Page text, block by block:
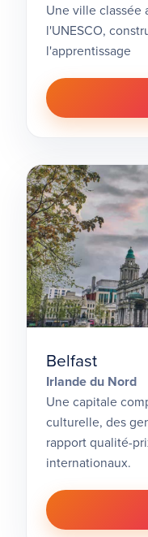
Une ville classée
l'UNESCO,
l'apprentissage
Belfast
Irlande du Nord
Une capitale
culturelle, des
rapport qualité-
internationaux.